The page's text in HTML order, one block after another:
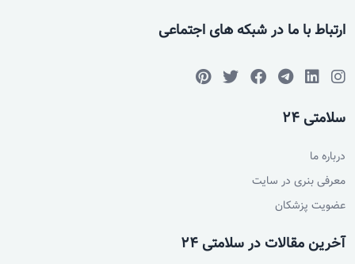
ارتباط با ما در شبکه های اجتماعی
سلامتی 24
درباره ما
معرفی بنری در سایت
عضویت پزشکان
آخرین مقالات در سلامتی 24